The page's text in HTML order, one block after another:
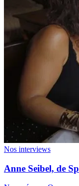
Nos interviews
Anne Seibel, de